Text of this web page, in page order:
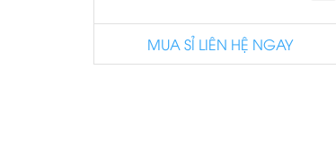
MUA SỈ LIÊN HỆ NGAY